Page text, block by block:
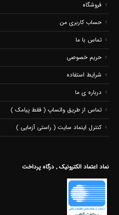
فروشگاه
حساب کاربری من
تماس با ما
حریم خصوصی
شرایط استفاده
درباره ی ما
تماس از طریق واتساپ ( فقط پیامک )
کنترل اینماد سایت ( راستی آزمایی )
نماد اعتماد الکترونیک , درگاه پرداخت